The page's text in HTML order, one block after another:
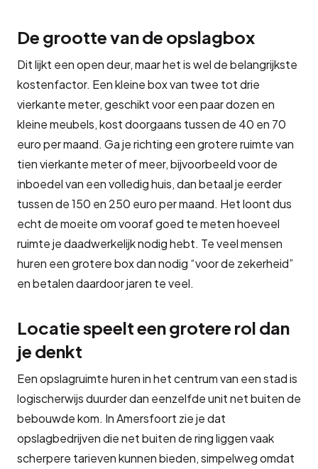
De grootte van de opslagbox
Dit lijkt een open deur, maar het is wel de belangrijkste
kostenfactor. Een kleine box van twee tot drie
vierkante meter, geschikt voor een paar dozen en
kleine meubels, kost doorgaans tussen de 40 en 70
euro per maand. Ga je richting een grotere ruimte van
tien vierkante meter of meer, bijvoorbeeld voor de
inboedel van een volledig huis, dan betaal je eerder
tussen de 150 en 250 euro per maand. Het loont dus
echt de moeite om vooraf goed te meten hoeveel
ruimte je daadwerkelijk nodig hebt. Te veel mensen
huren een grotere box dan nodig “voor de zekerheid”
en betalen daardoor jaren te veel.
Locatie speelt een grotere rol dan
je denkt
Een opslagruimte huren in het centrum van een stad is
logischerwijs duurder dan eenzelfde unit net buiten de
bebouwde kom. In Amersfoort zie je dat
opslagbedrijven die net buiten de ring liggen vaak
scherpere tarieven kunnen bieden, simpelweg omdat